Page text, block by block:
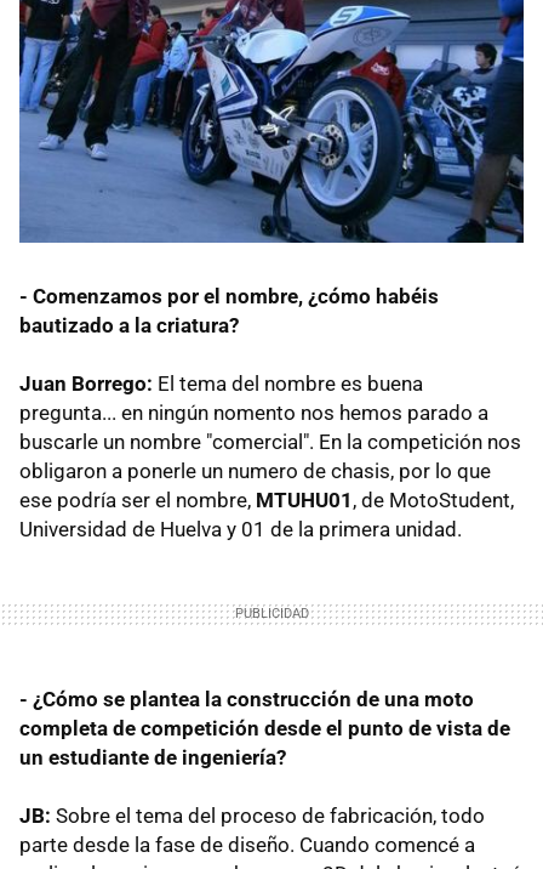
- Comenzamos por el nombre, ¿cómo habéis
bautizado a la criatura?
Juan Borrego: El tema del nombre es buena
pregunta... en ningún nomento nos hemos parado a
buscarle un nombre "comercial". En la competición nos
obligaron a ponerle un numero de chasis, por lo que
ese podría ser el nombre, MTUHU01 , de MotoStudent,
Universidad de Huelva y 01 de la primera unidad.
- ¿Cómo se plantea la construcción de una moto
completa de competición desde el punto de vista de
un estudiante de ingeniería?
JB: Sobre el tema del proceso de fabricación, todo
parte desde la fase de diseño. Cuando comencé a